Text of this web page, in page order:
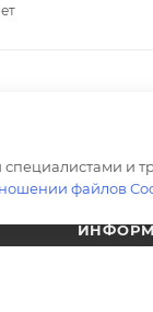
и
файлов